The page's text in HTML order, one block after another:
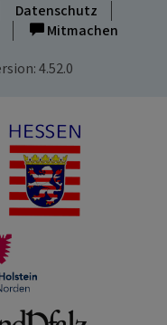
Datenschutz
Mitmachen
4.52.0